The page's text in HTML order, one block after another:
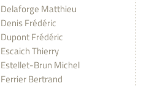
Delaforge Matthieu
Denis Frédéric
Dupont Frédéric
Escaich Thierry
Estellet-Brun Michel
Ferrier Bertrand